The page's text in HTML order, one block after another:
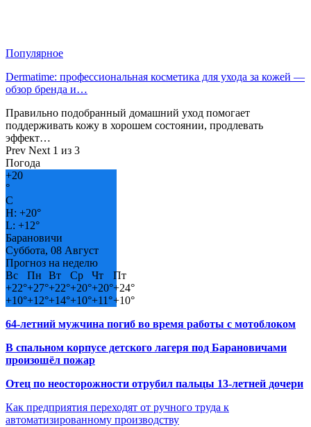
Популярное
Dermatime: профессиональная косметика для ухода за кожей —
обзор бренда и…
Правильно подобранный домашний уход помогает
поддерживать кожу в хорошем состоянии, продлевать
эффект…
Prev Next 1 из 3
Погода
+20
°
C
H: +20°
L: +12°
Барановичи
Суббота, 08 Август
Прогноз на неделю
Вс
Пн Вт Ср Чт
Пт
+22°+27°+22°+20°+20°+24°
+10°+12°+14°+10°+11°+10°
64-летний мужчина погиб во время работы с мотоблоком
В спальном корпусе детского лагеря под Барановичами
произошёл пожар
Отец по неосторожности отрубил пальцы 13-летней дочери
Как предприятия переходят от ручного труда к
автоматизированному производству